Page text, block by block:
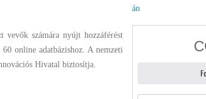
vevők számára nyújt hozzáférést
online adatbázishoz. A nemzeti
Hivatal biztosítja.
án